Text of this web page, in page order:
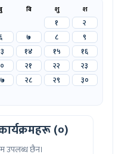
बि शु श
१
२
७ ८
९
१४ १५
१६
२१ २२
२३
२८ २९
३०
(०)
उपलब्ध छैन।